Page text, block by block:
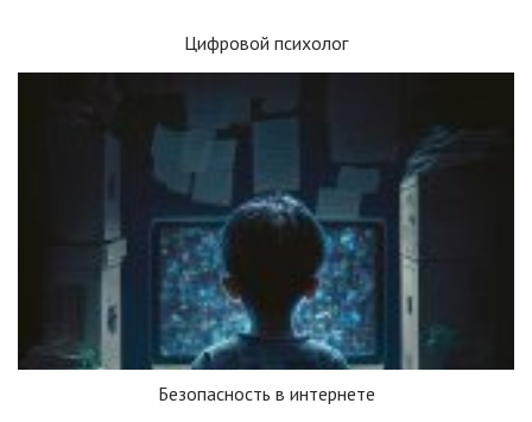
Цифровой психолог
Безопасность в интернете